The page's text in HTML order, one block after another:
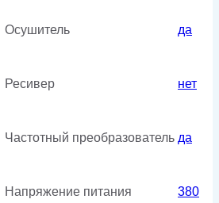
Осушитель да
Ресивер нет
Частотный преобразователь да
Напряжение питания 380